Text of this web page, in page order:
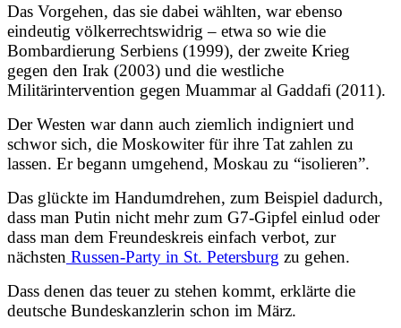
Das Vorgehen, das sie dabei wählten, war ebenso
eindeutig völkerrechtswidrig – etwa so wie die
Bombardierung Serbiens (1999), der zweite Krieg
gegen den Irak (2003) und die westliche
Militärintervention gegen Muammar al Gaddafi (2011).
Der Westen war dann auch ziemlich indigniert und
schwor sich, die Moskowiter für ihre Tat zahlen zu
lassen. Er begann umgehend, Moskau zu “isolieren”.
Das glückte im Handumdrehen, zum Beispiel dadurch,
dass man Putin nicht mehr zum G7-Gipfel einlud oder
dass man dem Freundeskreis einfach verbot, zur
nächsten Russen-Party in St. Petersburg zu gehen.
Dass denen das teuer zu stehen kommt, erklärte die
deutsche Bundeskanzlerin schon im März.